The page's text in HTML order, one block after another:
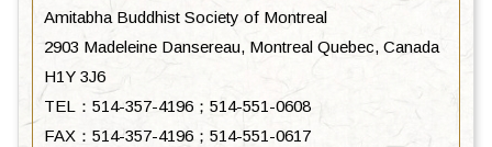
Amitabha Buddhist Society of Montreal
2903 Madeleine Dansereau, Montreal Quebec, Canada
H1Y 3J6
TEL：514-357-4196；514-551-0608
FAX：514-357-4196；514-551-0617